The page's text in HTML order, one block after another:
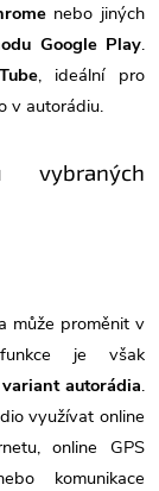
nebo jiných
Google Play.
, ideální pro
v autorádiu.
může proměnit v
je však
autorádia.
využívat online
online GPS
komunikace